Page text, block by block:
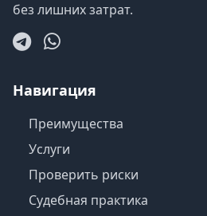
без лишних затрат.
Навигация
Преимущества
Услуги
Проверить риски
Судебная практика